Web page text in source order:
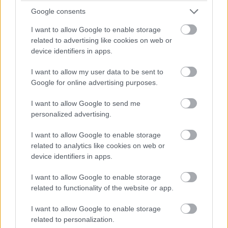
Google consents
I want to allow Google to enable storage
related to advertising like cookies on web or
device identifiers in apps.
I want to allow my user data to be sent to
Google for online advertising purposes.
I want to allow Google to send me
personalized advertising.
I want to allow Google to enable storage
related to analytics like cookies on web or
device identifiers in apps.
I want to allow Google to enable storage
related to functionality of the website or app.
I want to allow Google to enable storage
related to personalization.
Όλα, πάντως, είναι πολύ σωστά δεμένα. Δεν
πετάγεται στο άσχετο μια φιλοσοφική εικόνα.